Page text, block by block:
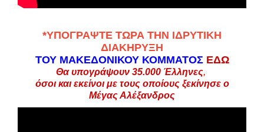
*ΥΠΟΓΡΑΨΤΕ ΤΩΡΑ ΤΗΝ ΙΔΡΥΤΙΚΗ
ΔΙΑΚΗΡΥΞΗ
ΤΟΥ ΜΑΚΕΔΟΝΙΚΟΥ ΚΟΜΜΑΤΟΣ ΕΔΩ
Θα υπογράψουν 35.000 Έλληνες,
όσοι και εκείνοι με τους οποίους ξεκίνησε ο
Μέγας Αλέξανδρος